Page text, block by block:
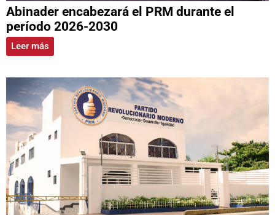
Abinader encabezará el PRM durante el
período 2026-2030
Leer más